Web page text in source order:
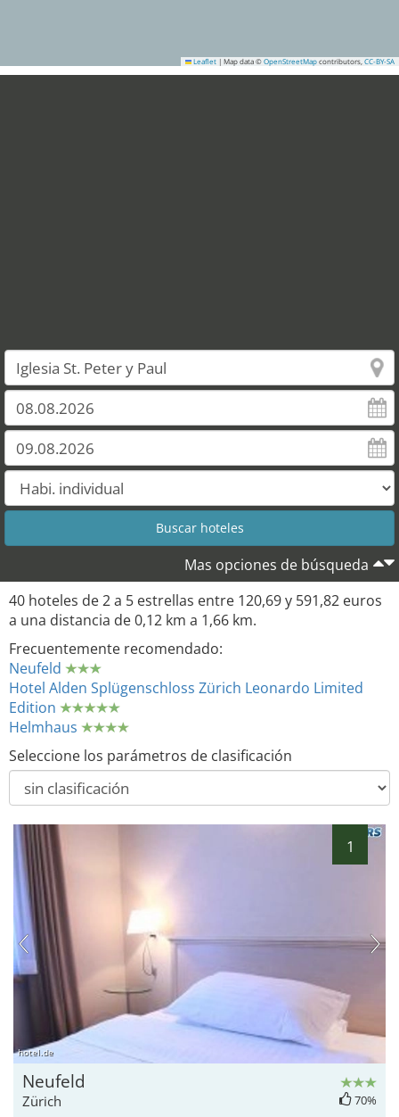
Leaflet | Map data © OpenStreetMap contributors, CC-BY-SA
Mas opciones de búsqueda
40 hoteles de 2 a 5 estrellas entre 120,69 y 591,82 euros
a una distancia de 0,12 km a 1,66 km.
Frecuentemente recomendado:
Neufeld
Hotel Alden Splügenschloss Zürich Leonardo Limited
Edition
Helmhaus
Seleccione los parámetros de clasificación
1
hotel.de
Neufeld
Zürich 70%